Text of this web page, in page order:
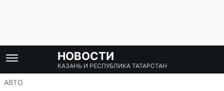
НОВОСТИ
КАЗАНЬ И РЕСПУБЛИКА ТАТАРСТАН
АВТО